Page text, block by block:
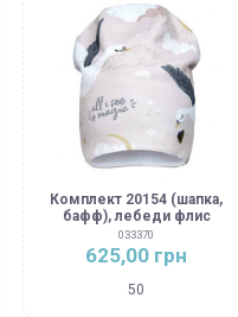
Комплект 20154 (шапка,
бафф), лебеди флис
033370
625,00 грн
50